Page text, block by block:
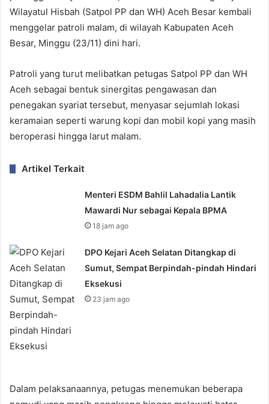
Wilayatul Hisbah (Satpol PP dan WH) Aceh Besar kembali
menggelar patroli malam, di wilayah Kabupaten Aceh
Besar, Minggu (23/11) dini hari.
Patroli yang turut melibatkan petugas Satpol PP dan WH
Aceh sebagai bentuk sinergitas pengawasan dan
penegakan syariat tersebut, menyasar sejumlah lokasi
keramaian seperti warung kopi dan mobil kopi yang masih
beroperasi hingga larut malam.
Artikel Terkait
Menteri ESDM Bahlil Lahadalia Lantik
Mawardi Nur sebagai Kepala BPMA
18 jam ago
DPO Kejari Aceh Selatan Ditangkap di
Sumut, Sempat Berpindah-pindah Hindari
Eksekusi
23 jam ago
Dalam pelaksanaannya, petugas menemukan beberapa